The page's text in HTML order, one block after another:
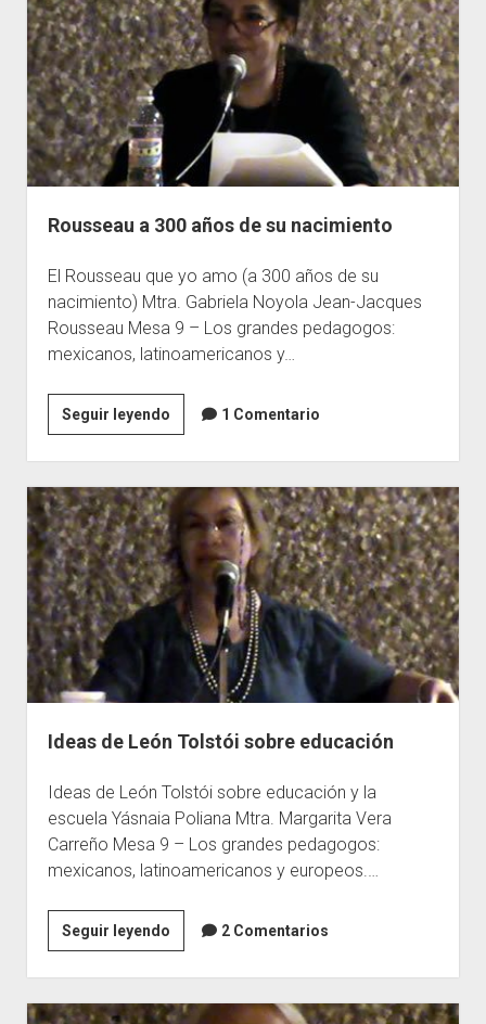
uso
del
conocimiento
Rousseau a 300 años de su nacimiento
El Rousseau que yo amo (a 300 años de su
nacimiento) Mtra. Gabriela Noyola Jean-Jacques
Rousseau Mesa 9 – Los grandes pedagogos:
mexicanos, latinoamericanos y…
Seguir leyendoRousseau
a
300
años
de
su
nacimiento
1 Comentario
Ideas de León Tolstói sobre educación
Ideas de León Tolstói sobre educación y la
escuela Yásnaia Poliana Mtra. Margarita Vera
Carreño Mesa 9 – Los grandes pedagogos:
mexicanos, latinoamericanos y europeos.…
Seguir leyendoIdeas
de
León
Tolstói
2 Comentarios